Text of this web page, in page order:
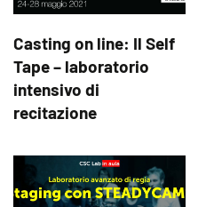
Casting on line: Il Self
Tape – laboratorio
intensivo di
recitazione